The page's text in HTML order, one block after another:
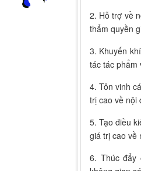
2. Hỗ trợ về
thẩm quyền
3. Khuyến
tác tác phẩm
4. Tôn vinh
trị cao về nội
5. Tạo điều
giá trị cao về
6. Thúc đẩy